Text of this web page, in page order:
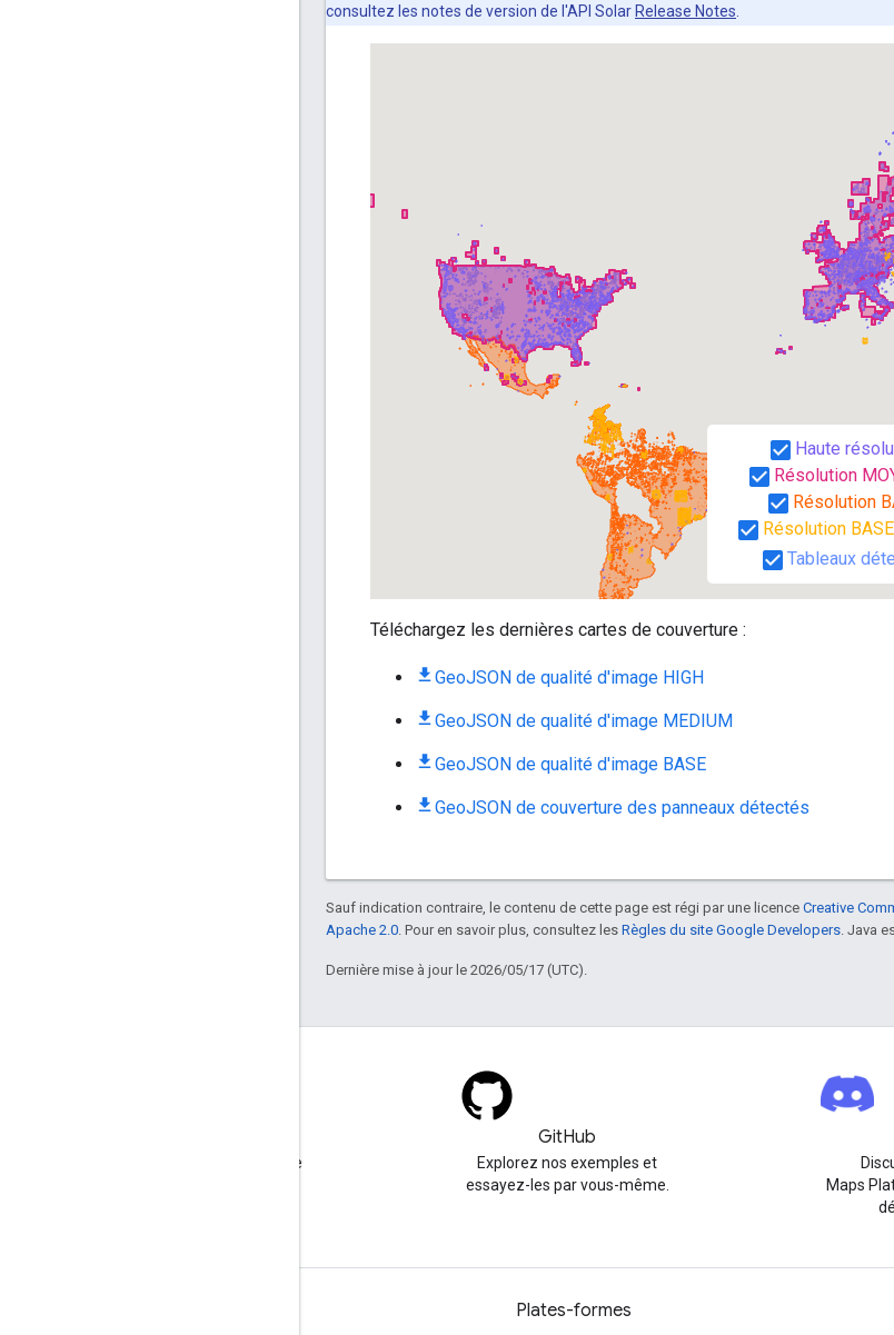
consultez les notes de version de l'API Solar Release Notes
Téléchargez les dernières cartes de couverture :
GeoJSON de qualité d'image HIGH
GeoJSON de qualité d'image MEDIUM
GeoJSON de qualité d'image BASE
GeoJSON de couverture des panneaux détectés
Sauf indication contraire, le contenu de cette page est régi par une licence Creative
Apache 2.0 . Pour en savoir plus, consultez les Règles du site Google Developers . Java
Dernière mise à jour le 2026/05/17 (UTC).
Posez une question sous le
GitHub
Explorez nos exemples et
essayez-les par vous-même.
Maps
Plates-formes